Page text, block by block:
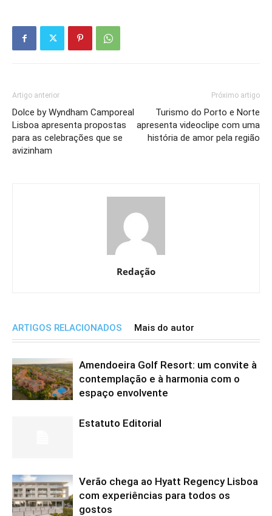
Artigo anterior
Dolce by Wyndham Camporeal
Lisboa apresenta propostas
para as celebrações que se
avizinham
Próximo artigo
Turismo do Porto e Norte
apresenta videoclipe com uma
história de amor pela região
Redação
ARTIGOS RELACIONADOS Mais do autor
Amendoeira Golf Resort: um convite à
contemplação e à harmonia com o
espaço envolvente
Estatuto Editorial
Verão chega ao Hyatt Regency Lisboa
com experiências para todos os
gostos